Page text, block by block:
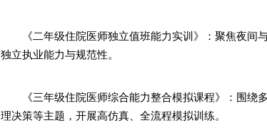
《二年级住院医师独立值班能力实训》：聚焦夜
独立执业能力与规范性。
《三年级住院医师综合能力整合模拟课程》：围
理决策等主题，开展高仿真、全流程模拟训练。